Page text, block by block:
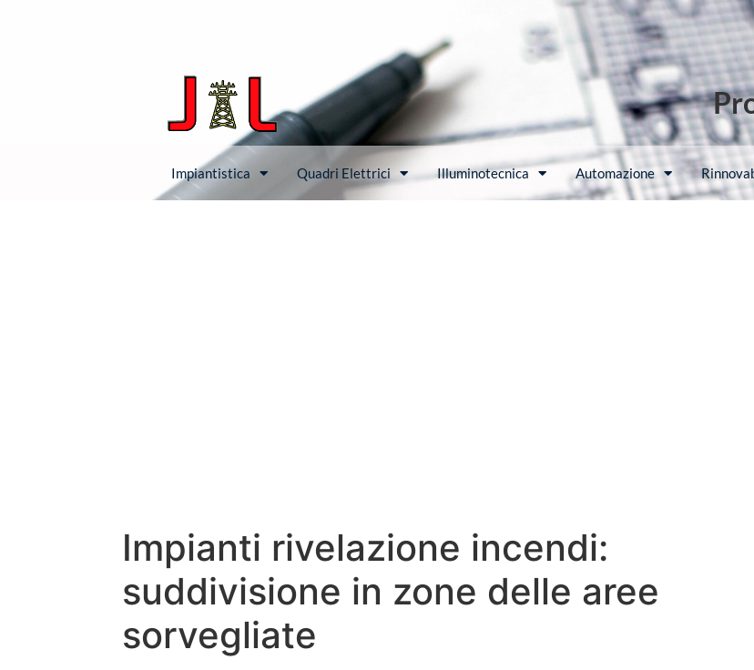
Impiantistica Quadri Elettrici Illuminotecnica Automazione
Impianti rivelazione incendi:
suddivisione in zone delle aree
sorvegliate